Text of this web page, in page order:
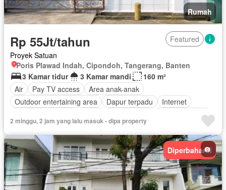
Rumah
Rp 55Jt/tahun
Featured
Proyek Satuan
Poris Plawad Indah, Cipondoh, Tangerang, Banten
3 Kamar tidur
3 Kamar mandi
160 m²
Air
Pay TV access
Area anak-anak
Outdoor entertaining area
Dapur terpadu
Internet
Secure parking
Rumah jaga
Taman Telephone Televisi
Halaman
Wifi Tanpa perabotan
2 minggu, 2 jam yang lalu masuk - dipa property
Diperbaharui